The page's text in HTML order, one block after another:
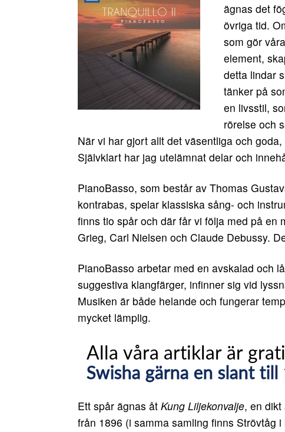
ägnas det
övriga tid.
som gör
element,
detta lindar
tänker på
en livsstil,
rörelse och
När vi har gjort allt det väsentliga och
Självklart har jag utelämnat delar och
PianoBasso, som består av Thomas
kontrabas, spelar klassiska sång- och
finns tio spår och där får vi följa med på en
Grieg, Carl Nielsen och Claude Debussy.
PianoBasso arbetar med en avskalad och
suggestiva klangfärger, infinner sig vid
Musiken är både helande och fungerar
mycket lämplig.
Ett spår ägnas åt Kung Liljekonvalje, en
från 1896 (i samma samling finns Strövtåg